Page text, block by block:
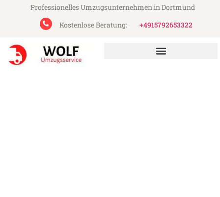
Professionelles Umzugsunternehmen in Dortmund
Kostenlose Beratung:
+4915792653322